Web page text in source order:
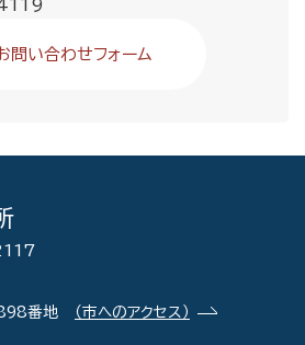
問い合わせフォーム
898番地
（市へのアクセス）